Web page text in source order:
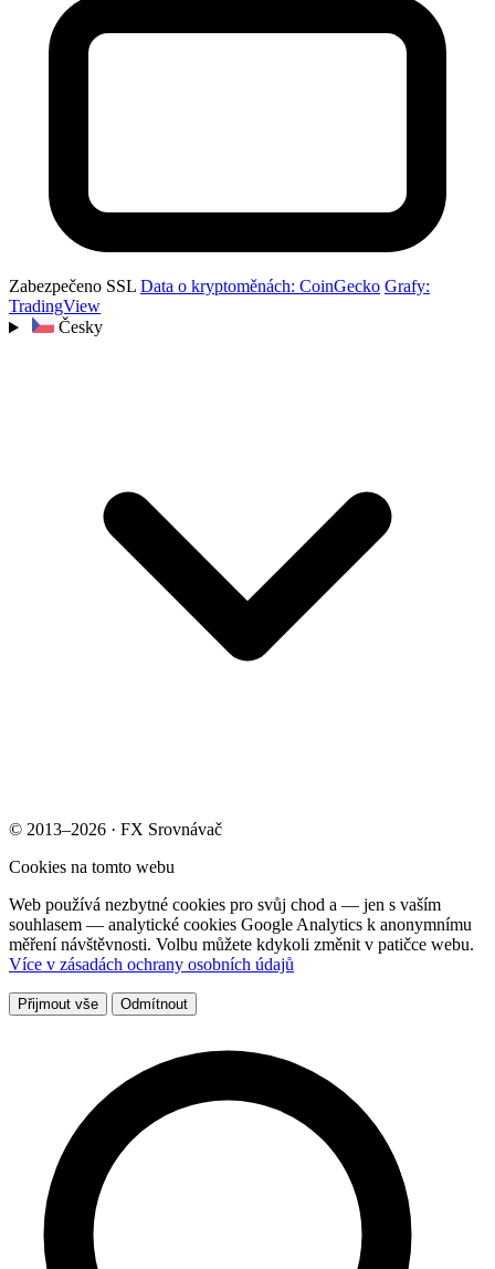
Zabezpečeno SSL Data o kryptoměnách: CoinGecko Grafy:
TradingView
Česky
© 2013–2026 · FX Srovnávač
Cookies na tomto webu
Web používá nezbytné cookies pro svůj chod a — jen s vaším
souhlasem — analytické cookies Google Analytics k anonymnímu
měření návštěvnosti. Volbu můžete kdykoli změnit v patičce webu.
Více v zásadách ochrany osobních údajů
Přijmout vše Odmítnout